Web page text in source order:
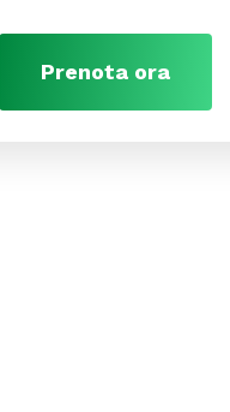
Prenota ora